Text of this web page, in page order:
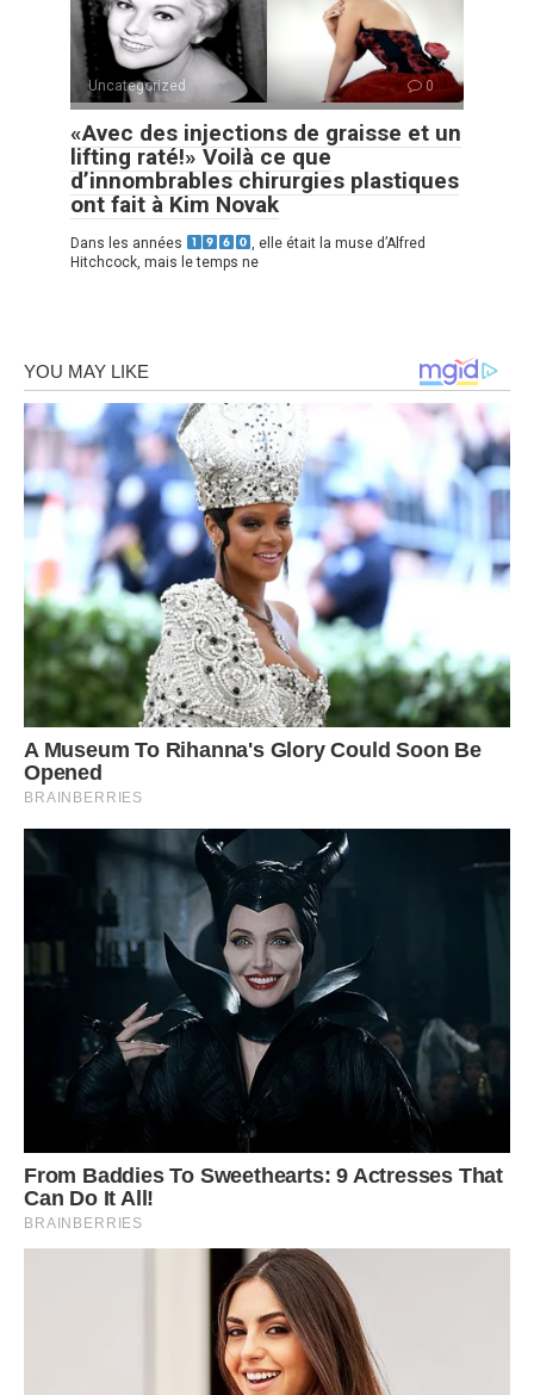
Uncategorized 0
«Avec des injections de graisse et un
lifting raté!» Voilà ce que
d’innombrables chirurgies plastiques
ont fait à Kim Novak
Dans les années
, elle était la muse d’Alfred
Hitchcock, mais le temps ne